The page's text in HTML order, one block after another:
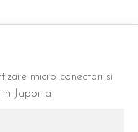
micro conectori si
Japonia